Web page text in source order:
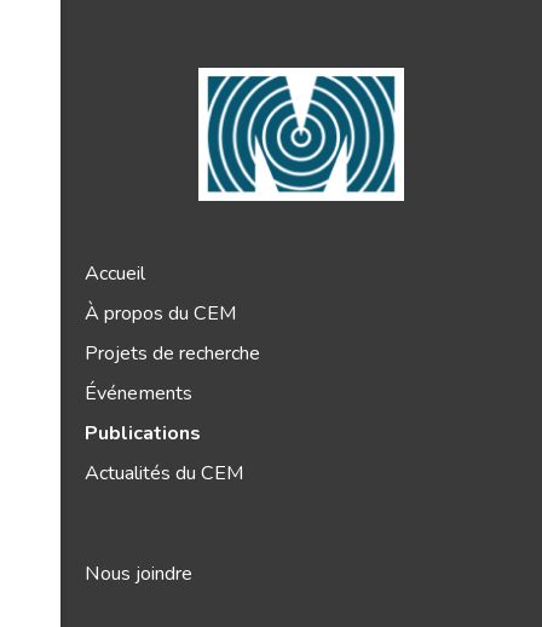
Accueil
À propos du CEM
Projets de recherche
Événements
Publications
Actualités du CEM
Nous joindre